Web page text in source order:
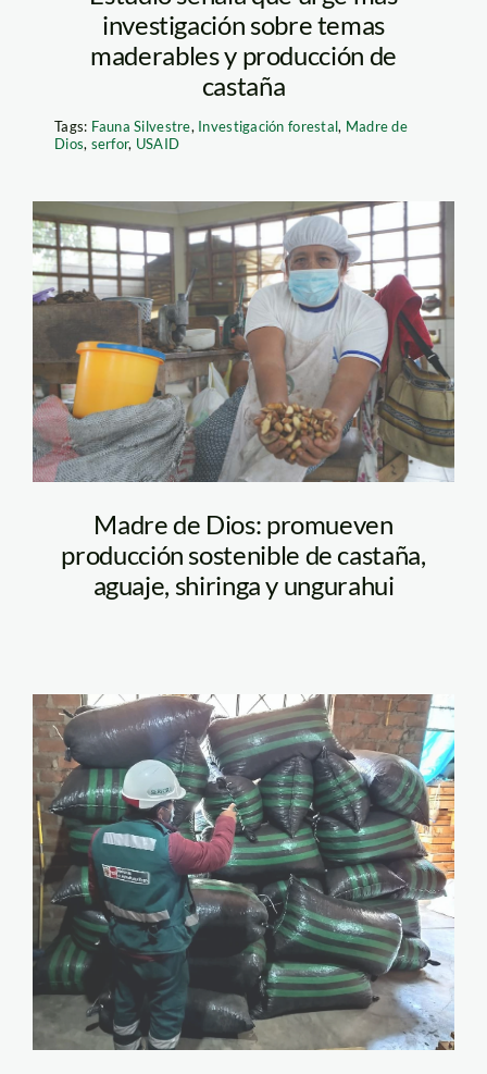
investigación sobre temas
maderables y producción de
castaña
Tags: Fauna Silvestre, Investigación forestal, Madre de
Dios, serfor, USAID
castañera – suzette
yucra – cifor
Madre de Dios: promueven
producción sostenible de castaña,
aguaje, shiringa y ungurahui
serfor-intervienen-
camion-castaña-
pucusana